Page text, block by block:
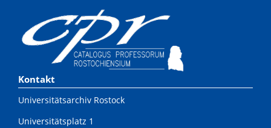
Kontakt
Universitätsarchiv Rostock
Universitätsplatz 1